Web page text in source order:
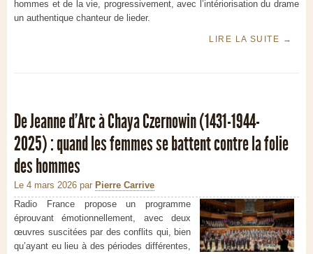
hommes et de la vie, progressivement, avec l’intériorisation du drame
un authentique chanteur de lieder.
LIRE LA SUITE →
De Jeanne d’Arc à Chaya Czernowin (1431-1944-
2025) : quand les femmes se battent contre la folie
des hommes
Le 4 mars 2026 par Pierre Carrive
Radio France propose un programme
éprouvant émotionnellement, avec deux
œuvres suscitées par des conflits qui, bien
qu’ayant eu lieu à des périodes différentes,